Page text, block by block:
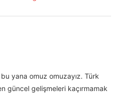
yana omuz omuzayız. Türk
güncel gelişmeleri kaçırmamak